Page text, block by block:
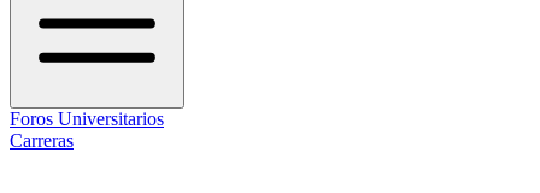
Foros Universitarios
Carreras